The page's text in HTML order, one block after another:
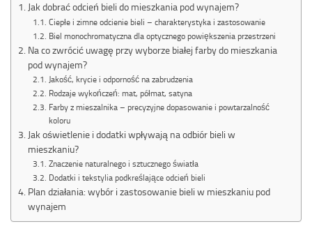
Jak dobrać odcień bieli do mieszkania pod wynajem?
Ciepłe i zimne odcienie bieli – charakterystyka i zastosowanie
Biel monochromatyczna dla optycznego powiększenia przestrzeni
Na co zwrócić uwagę przy wyborze białej farby do mieszkania
pod wynajem?
Jakość, krycie i odporność na zabrudzenia
Rodzaje wykończeń: mat, półmat, satyna
Farby z mieszalnika – precyzyjne dopasowanie i powtarzalność
koloru
Jak oświetlenie i dodatki wpływają na odbiór bieli w
mieszkaniu?
Znaczenie naturalnego i sztucznego światła
Dodatki i tekstylia podkreślające odcień bieli
Plan działania: wybór i zastosowanie bieli w mieszkaniu pod
wynajem